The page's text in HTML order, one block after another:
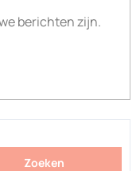
berichten zijn.
Zoeken